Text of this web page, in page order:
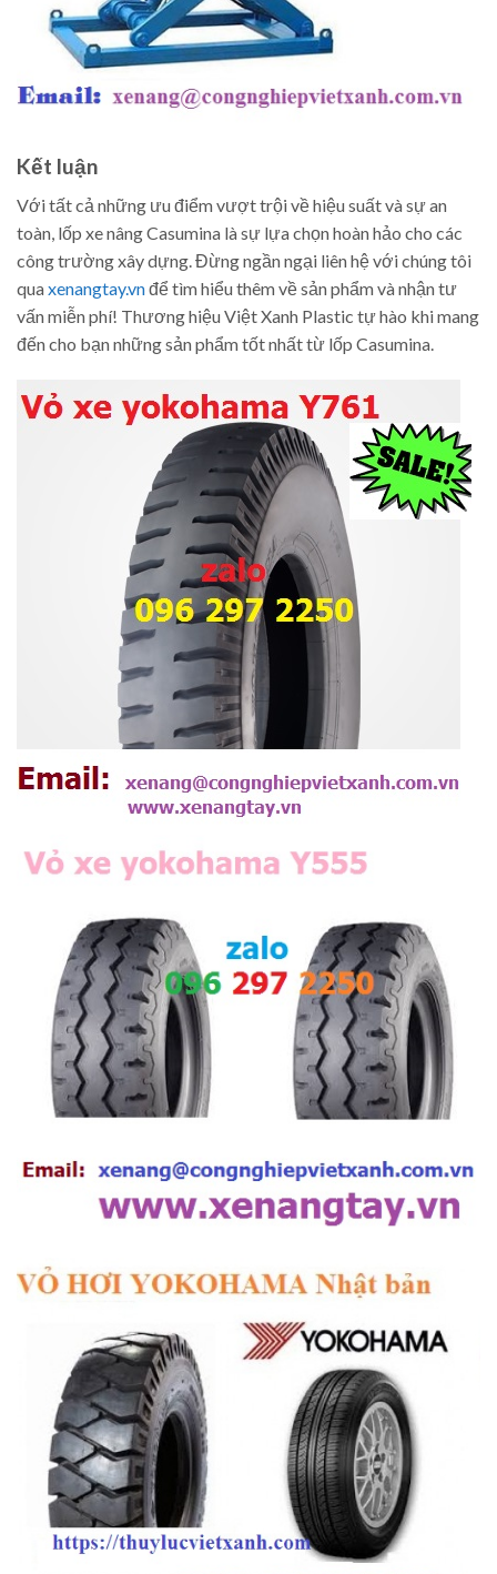
Kết luận
Với tất cả những ưu điểm vượt trội về hiệu suất và sự an
toàn, lốp xe nâng Casumina là sự lựa chọn hoàn hảo cho các
công trường xây dựng. Đừng ngần ngại liên hệ với chúng tôi
quaxenangtay.vnđể tìm hiểu thêm về sản phẩm và nhận tư
vấn miễn phí! Thương hiệu Việt Xanh Plastic tự hào khi mang
đến cho bạn những sản phẩm tốt nhất từ lốp Casumina.